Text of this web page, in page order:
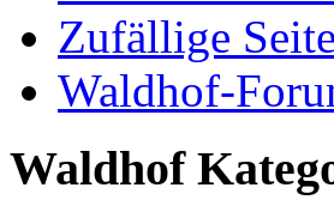
Zufällige Seite
Waldhof-
Waldhof